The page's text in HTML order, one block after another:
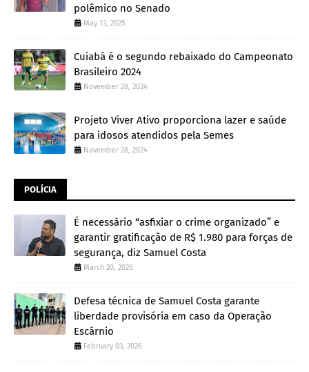
polêmico no Senado
May 13, 2025
Cuiabá é o segundo rebaixado do Campeonato
Brasileiro 2024
November 28, 2024
Projeto Viver Ativo proporciona lazer e saúde
para idosos atendidos pela Semes
November 28, 2024
POLÍCIA
É necessário “asfixiar o crime organizado” e
garantir gratificação de R$ 1.980 para forças de
segurança, diz Samuel Costa
March 20, 2026
Defesa técnica de Samuel Costa garante
liberdade provisória em caso da Operação
Escárnio
February 03, 2026